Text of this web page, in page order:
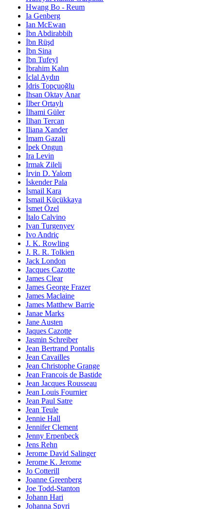
Hwang Bo - Reum
Ia Genberg
Ian McEwan
İbn Abdirabbih
İbn Rüşd
İbn Sina
İbn Tufeyl
İbrahim Kalın
İclal Aydın
İdris Topçuoğlu
İhsan Oktay Anar
İlber Ortaylı
İlhami Güler
İlhan Tercan
Iliana Xander
İmam Gazali
İpek Ongun
Ira Levin
Irmak Zileli
İrvin D. Yalom
İskender Pala
İsmail Kara
İsmail Küçükkaya
İsmet Özel
İtalo Calvino
Ivan Turgenyev
Ivo Andriç
J. K. Rowling
J. R. R. Tolkien
Jack London
Jacques Cazotte
James Clear
James George Frazer
James Maclaine
James Matthew Barrie
Janae Marks
Jane Austen
Jaques Cazotte
Jasmin Schreiber
Jean Bertrand Pontalis
Jean Cavailles
Jean Christophe Grange
Jean Francois de Bastide
Jean Jacques Rousseau
Jean Louis Fournier
Jean Paul Satre
Jean Teule
Jennie Hall
Jennifer Clement
Jenny Erpenbeck
Jens Rehn
Jerome David Salinger
Jerome K. Jerome
Jo Cotterill
Joanne Greenberg
Joe Todd-Stanton
Johann Hari
Johanna Spyri